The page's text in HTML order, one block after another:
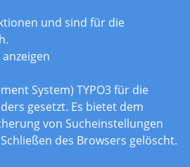
und sind für die
System) TYPO3 für die
gesetzt. Es bietet dem
von Sucheinstellungen
des Browsers gelöscht.